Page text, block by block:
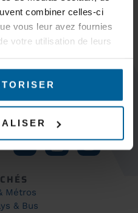
combiner celles-ci
vous leur avez fournies
votre utilisation de leurs
Métros
& Bus